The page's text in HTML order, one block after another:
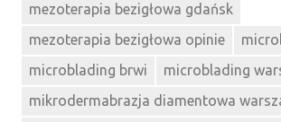
mezoterapia bezigłowa gdańsk
mezoterapia bezigłowa opinie
microblading brwi
microblading
mikrodermabrazja diamentowa